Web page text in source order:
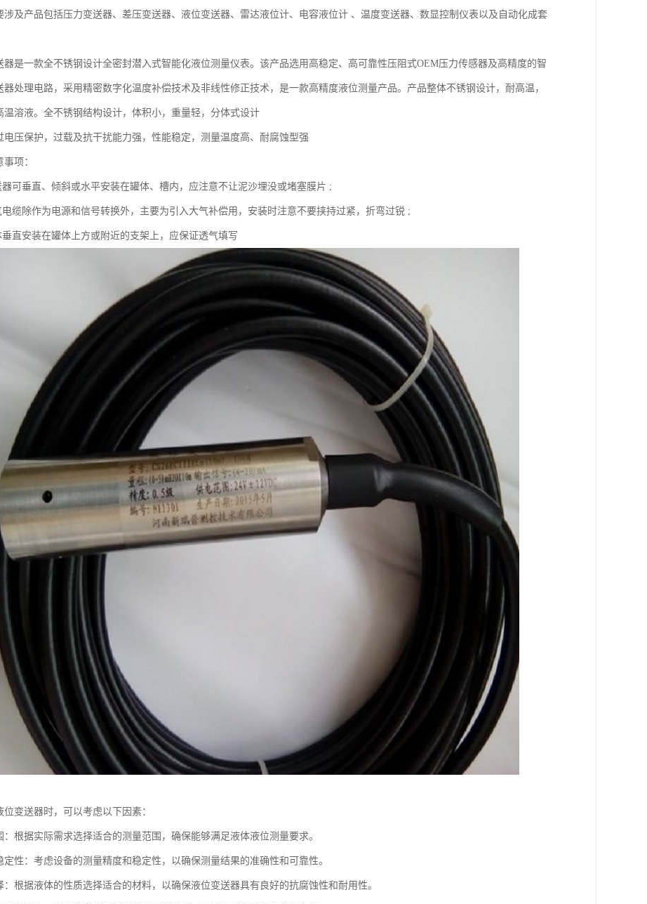
涉及产品包括压力变送器、差压变送器、液位变送器、雷达液位计、电容液位计 、温度变送器、数显控制仪表以及自动化成套
器是一款全不锈钢设计全密封潜入式智能化液位测量仪表。该产品选用高稳定、高可靠性压阻式OEM压力传感器及高精度的智
器处理电路，采用精密数字化温度补偿技术及非线性修正技术，是一款高精度液位测量产品。产品整体不锈钢设计，耐高温，
温溶液。全不锈钢结构设计，体积小，重量轻，分体式设计
电压保护，过载及抗干扰能力强，性能稳定，测量温度高、耐腐蚀型强
项：
器可垂直、倾斜或水平安装在罐体、槽内，应注意不让泥沙埋没或堵塞膜片 ;
电缆除作为电源和信号转换外，主要为引入大气补偿用，安装时注意不要挟持过紧，折弯过锐 ;
垂直安装在罐体上方或附近的支架上，应保证透气填写
位变送器时，可以考虑以下因素：
：根据实际需求选择适合的测量范围，确保能够满足液体液位测量要求。
定性：考虑设备的测量精度和稳定性，以确保测量结果的准确性和可靠性。
：根据液体的性质选择适合的材料，以确保液位变送器具有良好的抗腐蚀性和耐用性。